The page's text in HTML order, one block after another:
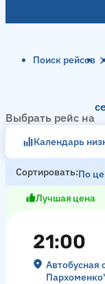
Поиск рейсов
Выбрать рейс на
Календарь
Сортировать По
Лучшая цена
21:00
Автобусная